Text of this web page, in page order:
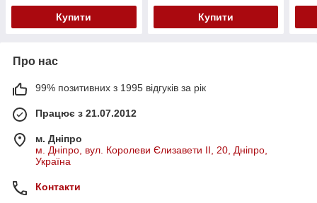
Купити Купити
Про нас
99% позитивних з 1995 відгуків за рік
Працює з 21.07.2012
м. Дніпро
м. Дніпро, вул. Королеви Єлизавети ІІ, 20, Дніпро,
Україна
Контакти